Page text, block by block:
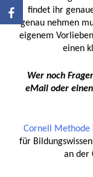
findet ihr
genau nehmen
eigenem
einen
Wer noch
eMail oder
Cornell Methode
für
an der